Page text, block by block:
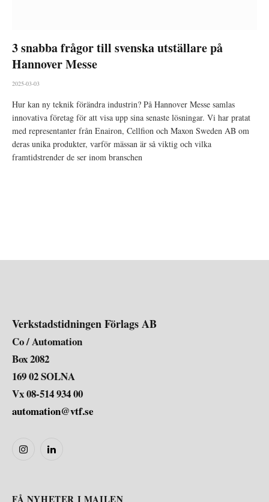
3 snabba frågor till svenska utställare på
Hannover Messe
2025-03-03
Hur kan ny teknik förändra industrin? På Hannover Messe samlas
innovativa företag för att visa upp sina senaste lösningar. Vi har pratat
med representanter från Enairon, Cellfion och Maxon Sweden AB om
deras unika produkter, varför mässan är så viktig och vilka
framtidstrender de ser inom branschen
Verkstadstidningen Förlags AB
Co / Automation
Box 2082
169 02 SOLNA
Vx 08-514 934 00
automation@vtf.se
InstagramLinkedIn
FÅ NYHETER I MAILEN